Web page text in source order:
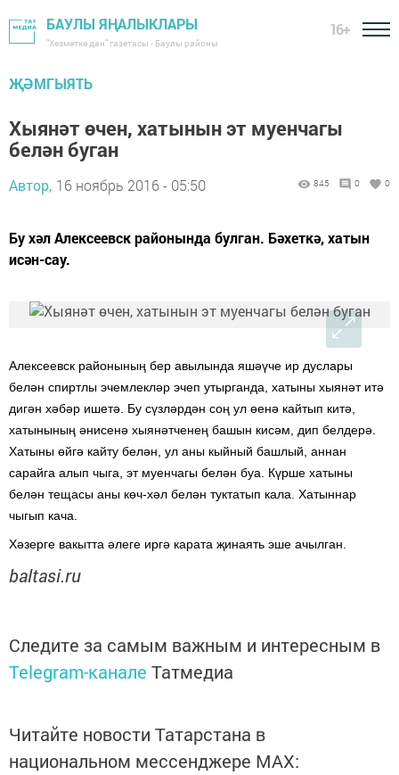
БАУЛЫ ЯҢАЛЫКЛАРЫ
"Хезмәткә дан" газетасы - Баулы районы
16+
ҖӘМГЫЯТЬ
Хыянәт өчен, хатынын эт муенчагы
белән буган
Автор, 16 ноябрь 2016 - 05:50 845 0 0
Бу хәл Алексеевск районында булган. Бәхеткә, хатын
исән-сау.
Алексеевск районының бер авылында яшәүче ир дуслары
белән спиртлы эчемлекләр эчеп утырганда, хатыны хыянәт итә
дигән хәбәр ишетә. Бу сүзләрдән соң ул өенә кайтып китә,
хатынының әнисенә хыянәтченең башын кисәм, дип белдерә.
Хатыны өйгә кайту белән, ул аны кыйный башлый, аннан
сарайга алып чыга, эт муенчагы белән буа. Күрше хатыны
белән тещасы аны көч-хәл белән туктатып кала. Хатыннар
чыгып кача.
Хәзерге вакытта әлеге иргә карата җинаять эше ачылган.
baltasi.ru
Следите за самым важным и интересным в
Telegram-канале Татмедиа
Читайте новости Татарстана в
национальном мессенджере MАХ: